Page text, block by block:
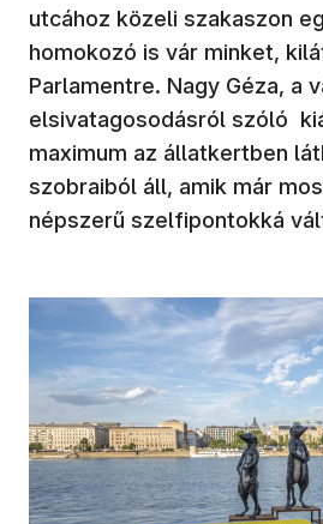
utcához közeli szakaszon
homokozó is vár minket,
Parlamentre. Nagy Géza, a
elsivatagosodásról szóló
maximum az állatkertben
szobraiból áll, amik már
népszerű szelfipontokká